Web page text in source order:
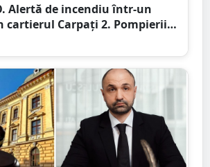
Alertă de incendiu într-un
cartierul Carpați 2. Pompierii
urgență